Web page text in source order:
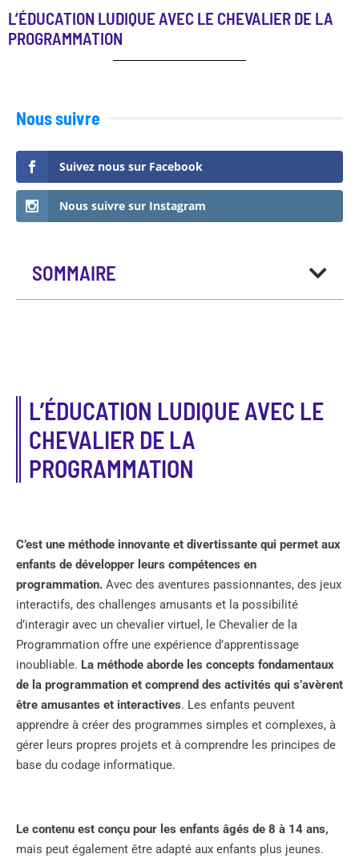
L’ÉDUCATION LUDIQUE AVEC LE CHEVALIER DE LA
PROGRAMMATION
Nous suivre
Suivez nous sur Facebook
Nous suivre sur Instagram
SOMMAIRE
L’ÉDUCATION LUDIQUE AVEC LE
CHEVALIER DE LA
PROGRAMMATION
C’est une méthode innovante et divertissante qui permet aux
enfants de développer leurs compétences en
programmation. Avec des aventures passionnantes, des jeux
interactifs, des challenges amusants et la possibilité
d’interagir avec un chevalier virtuel, le Chevalier de la
Programmation offre une expérience d’apprentissage
inoubliable. La méthode aborde les concepts fondamentaux
de la programmation et comprend des activités qui s’avèrent
être amusantes et interactives. Les enfants peuvent
apprendre à créer des programmes simples et complexes, à
gérer leurs propres projets et à comprendre les principes de
base du codage informatique.
Le contenu est conçu pour les enfants âgés de 8 à 14 ans,
mais peut également être adapté aux enfants plus jeunes.